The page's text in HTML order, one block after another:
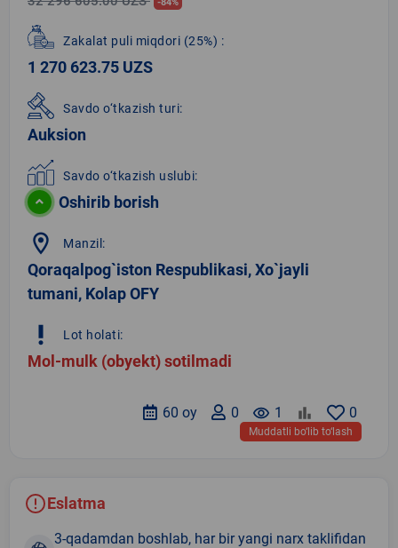
Zakalat puli miqdori (25%) :
1 270 623.75 UZS
Savdo o‘tkazish turi:
Auksion
Savdo o‘tkazish uslubi:
Oshirib borish
location_on Manzil:
Qoraqalpog`iston Respublikasi, Xo`jayli
tumani, Kolap OFY
priority_high Lot holati:
Mol-mulk (obyekt) sotilmadi
0
remove_red_eye 1
0
60 oy
Muddatli bo‘lib to‘lash
Eslatma
3-qadamdan boshlab, har bir yangi narx taklifidan